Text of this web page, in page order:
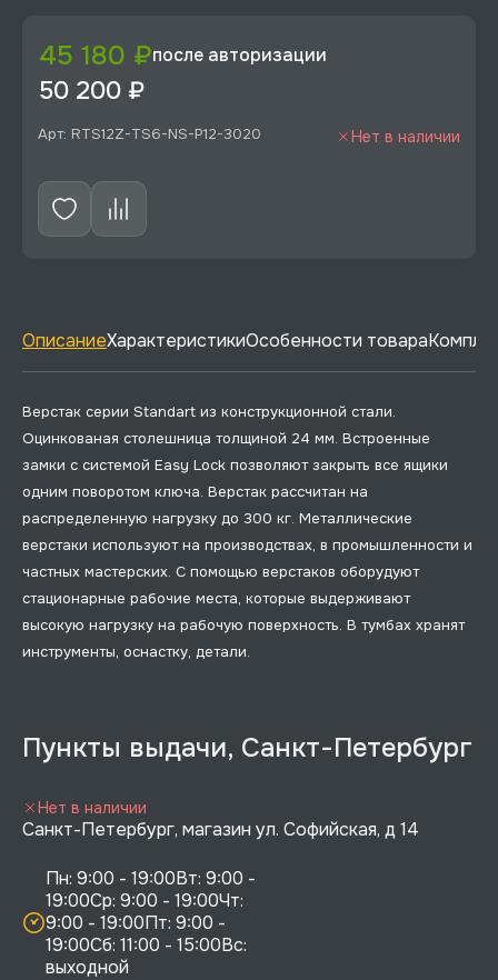
45 180 ₽после авторизации
50 200 ₽
Арт: RTS12Z-TS6-NS-P12-3020 Нет в наличии
ОписаниеХарактеристикиОсобенности товара
Верстак серии Standart из конструкционной стали.
Оцинкованая столешница толщиной 24 мм. Встроенные
замки с системой Easy Lock позволяют закрыть все ящики
одним поворотом ключа. Верстак рассчитан на
распределенную нагрузку до 300 кг. Металлические
верстаки используют на производствах, в промышленности и
частных мастерских. С помощью верстаков оборудуют
стационарные рабочие места, которые выдерживают
высокую нагрузку на рабочую поверхность. В тумбах хранят
инструменты, оснастку, детали.
Пункты выдачи, Санкт-Петербург
Санкт-Петербург, магазин ул. Софийская, д 14
Пн: 9:00 - 19:00Вт: 9:00 -
19:00Ср: 9:00 - 19:00Чт:
9:00 - 19:00Пт: 9:00 -
19:00Сб: 11:00 - 15:00Вс:
выходной
Нет в наличии